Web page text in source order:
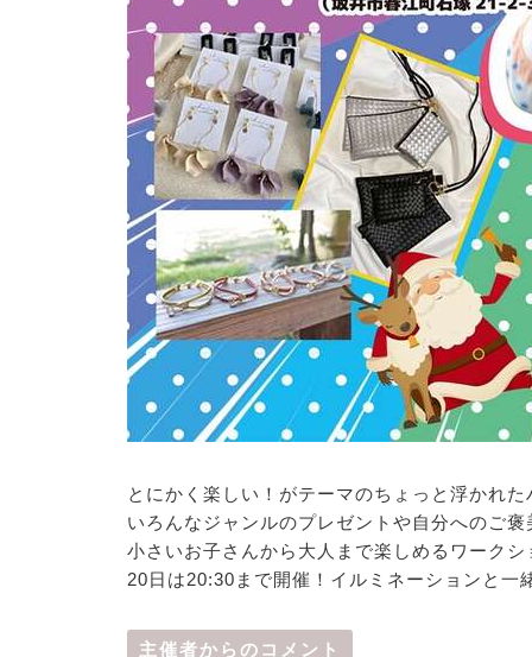
とにかく楽しい！がテーマのちょっと浮かれ
いろんなジャンルのプレゼントや自分へのご
小さいお子さんから大人まで楽しめるワーク
20日は20:30まで開催！イルミネーションと一
主催者からのコメント